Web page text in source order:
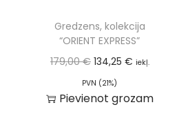
Gredzens, kolekcija
“ORIENT EXPRESS”
179,00€ 134,25 € iekļ.
PVN (21%)
Pievienot grozam